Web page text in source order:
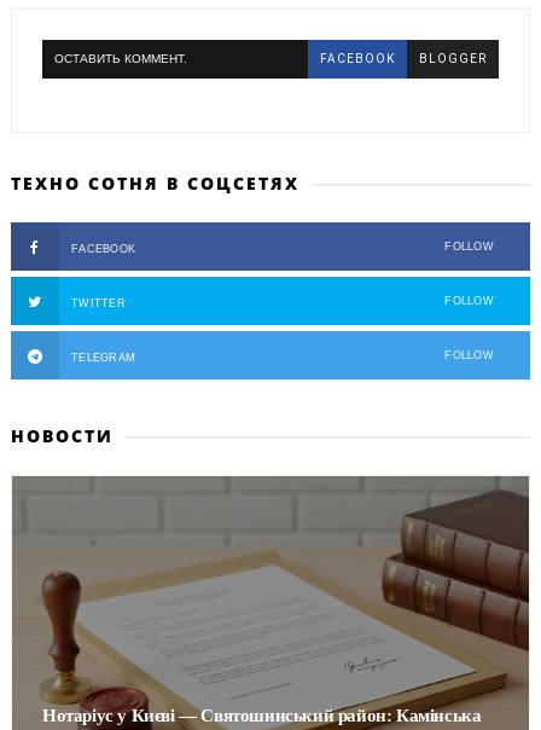
ОСТАВИТЬ КОММЕНТ. FACEBOOK BLOGGER
ТЕХНО СОТНЯ В СОЦСЕТЯХ
FACEBOOK FOLLOW
TWITTER FOLLOW
TELEGRAM FOLLOW
НОВОСТИ
Нотаріус у Києві — Святошинський район: Камінська